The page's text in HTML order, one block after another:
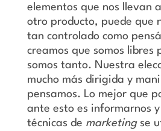
elementos que nos llevan
otro producto, puede que
tan controlado como
creamos que somos libres
somos tanto. Nuestra
mucho más dirigida y
pensamos. Lo mejor que
ante esto es informarnos
técnicas de marketingse